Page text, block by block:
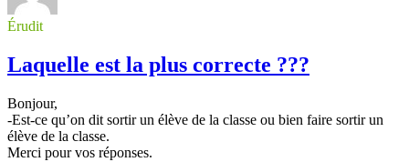
Érudit
Laquelle est la plus correcte ???
Bonjour,
-Est-ce qu’on dit sortir un élève de la classe ou bien faire sortir un
élève de la classe.
Merci pour vos réponses.